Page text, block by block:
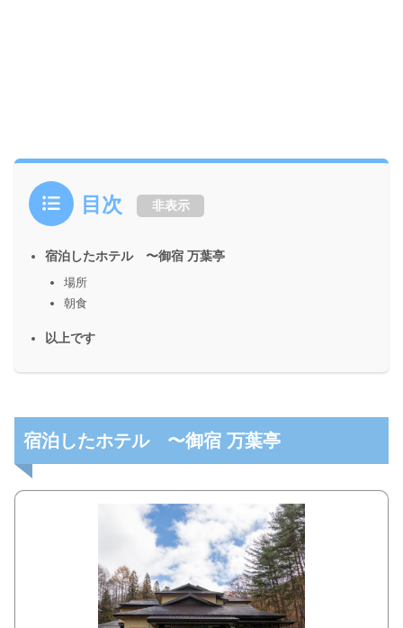
目次 非表示
宿泊したホテル 〜御宿 万葉亭
場所
朝食
以上です
宿泊したホテル 〜御宿 万葉亭